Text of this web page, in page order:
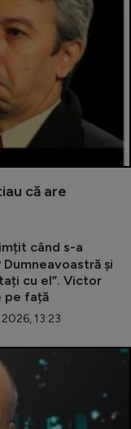
că are
când s-a
și
cu el”. Victor
pe față
13:23